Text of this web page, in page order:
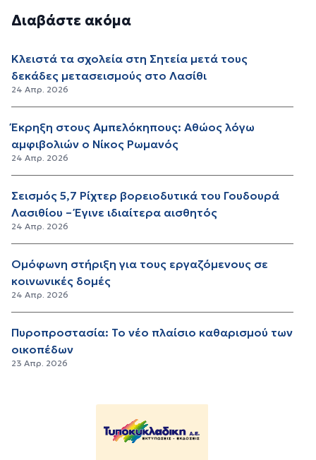
Διαβάστε ακόμα
Κλειστά τα σχολεία στη Σητεία μετά τους
δεκάδες μετασεισμούς στο Λασίθι
24 Απρ. 2026
Έκρηξη στους Αμπελόκηπους: Αθώος λόγω
αμφιβολιών ο Νίκος Ρωμανός
24 Απρ. 2026
Σεισμός 5,7 Ρίχτερ βορειοδυτικά του Γουδουρά
Λασιθίου – Έγινε ιδιαίτερα αισθητός
24 Απρ. 2026
Ομόφωνη στήριξη για τους εργαζόμενους σε
κοινωνικές δομές
24 Απρ. 2026
Πυροπροστασία: Το νέο πλαίσιο καθαρισμού των
οικοπέδων
23 Απρ. 2026